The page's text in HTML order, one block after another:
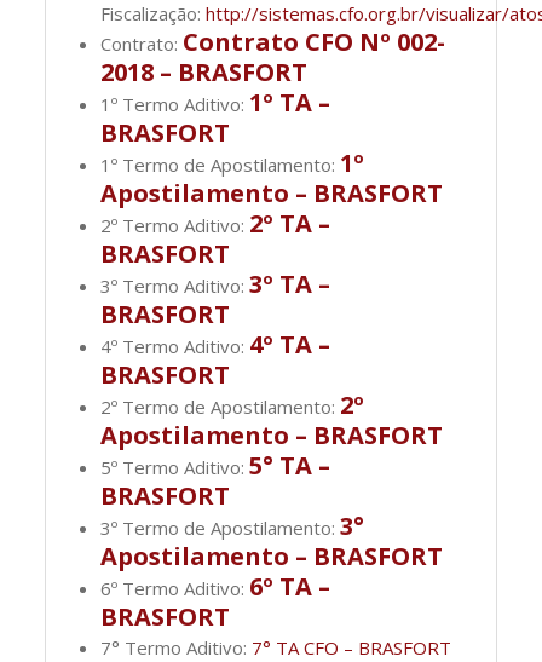
Fiscalização:http://sistemas.cfo.org.br/visualizar/
Contrato: Contrato CFO Nº 002-
2018 – BRASFORT
1º Termo Aditivo: 1º TA –
BRASFORT
1º Termo de Apostilamento: 1º
Apostilamento – BRASFORT
2º Termo Aditivo: 2º TA –
BRASFORT
3º Termo Aditivo:3º TA –
BRASFORT
4º Termo Aditivo: 4º TA –
BRASFORT
2º Termo de Apostilamento: 2º
Apostilamento – BRASFORT
5º Termo Aditivo:5° TA –
BRASFORT
3º Termo de Apostilamento:3°
Apostilamento – BRASFORT
6º Termo Aditivo: 6º TA –
BRASFORT
7° Termo Aditivo: 7° TA CFO – BRASFORT